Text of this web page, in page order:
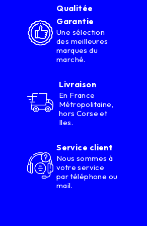
Qualitée
Garantie
Une sélection
des meilleures
marques du
marché.
Livraison
En France
Métropolitaine,
hors Corse et
Iles.
Service client
Nous sommes à
votre service
par téléphone ou
mail.